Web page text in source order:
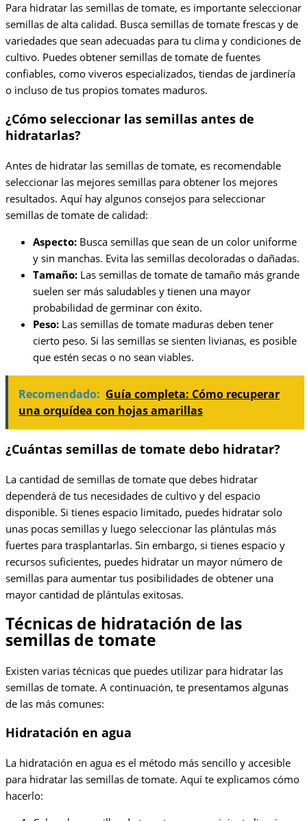
Para hidratar las semillas de tomate, es importante seleccionar
semillas de alta calidad. Busca semillas de tomate frescas y de
variedades que sean adecuadas para tu clima y condiciones de
cultivo. Puedes obtener semillas de tomate de fuentes
confiables, como viveros especializados, tiendas de jardinería
o incluso de tus propios tomates maduros.
¿Cómo seleccionar las semillas antes de
hidratarlas?
Antes de hidratar las semillas de tomate, es recomendable
seleccionar las mejores semillas para obtener los mejores
resultados. Aquí hay algunos consejos para seleccionar
semillas de tomate de calidad:
Aspecto: Busca semillas que sean de un color uniforme
y sin manchas. Evita las semillas decoloradas o dañadas.
Tamaño: Las semillas de tomate de tamaño más grande
suelen ser más saludables y tienen una mayor
probabilidad de germinar con éxito.
Peso: Las semillas de tomate maduras deben tener
cierto peso. Si las semillas se sienten livianas, es posible
que estén secas o no sean viables.
Recomendado: Guía completa: Cómo recuperar
una orquídea con hojas amarillas
¿Cuántas semillas de tomate debo hidratar?
La cantidad de semillas de tomate que debes hidratar
dependerá de tus necesidades de cultivo y del espacio
disponible. Si tienes espacio limitado, puedes hidratar solo
unas pocas semillas y luego seleccionar las plántulas más
fuertes para trasplantarlas. Sin embargo, si tienes espacio y
recursos suficientes, puedes hidratar un mayor número de
semillas para aumentar tus posibilidades de obtener una
mayor cantidad de plántulas exitosas.
Técnicas de hidratación de las
semillas de tomate
Existen varias técnicas que puedes utilizar para hidratar las
semillas de tomate. A continuación, te presentamos algunas
de las más comunes:
Hidratación en agua
La hidratación en agua es el método más sencillo y accesible
para hidratar las semillas de tomate. Aquí te explicamos cómo
hacerlo: